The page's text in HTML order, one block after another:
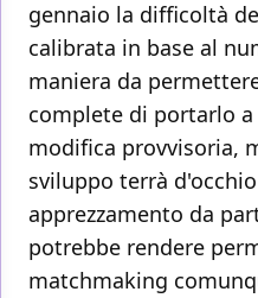
gennaio la difficoltà
calibrata in base al
maniera da
complete di portarlo
modifica provvisoria,
sviluppo terrà
apprezzamento da
potrebbe rendere
matchmaking